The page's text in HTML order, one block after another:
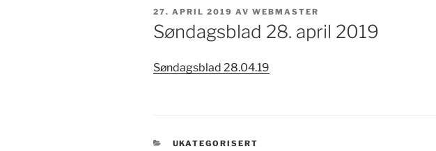
PUBLISERT
27. APRIL 2019 AV WEBMASTER
Søndagsblad 28. april 2019
Søndagsblad 28.04.19
KATEGORIER
UKATEGORISERT